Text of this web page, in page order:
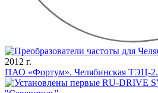
2012 г.
ПАО «Фортум». Челябинская ТЭЦ-2.